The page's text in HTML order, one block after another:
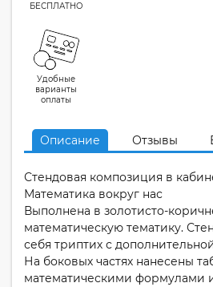
БЕСПЛАТНО
Удобные
варианты
оплаты
Описание Отзывы
Стендовая композиция в
Математика вокруг нас
Выполнена в золотисто-
математическую тематику.
себя триптих с
На боковых частях нанесены
математическими формулами